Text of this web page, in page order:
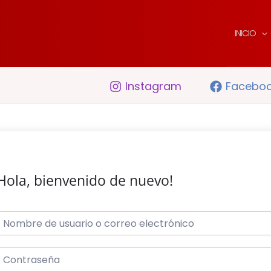
INICIO
Instagram
bienvenido de nuevo!